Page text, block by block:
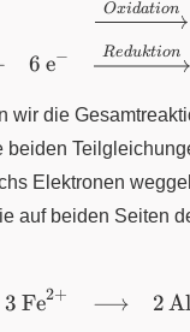
& &
\ce{3
& \ce{6 e-}
& &
6 eX
−
Oxidation
Reduktion
wir die
beiden
Elektronen
auf beiden Seiten
3 FeX
2+ ⟶ 2